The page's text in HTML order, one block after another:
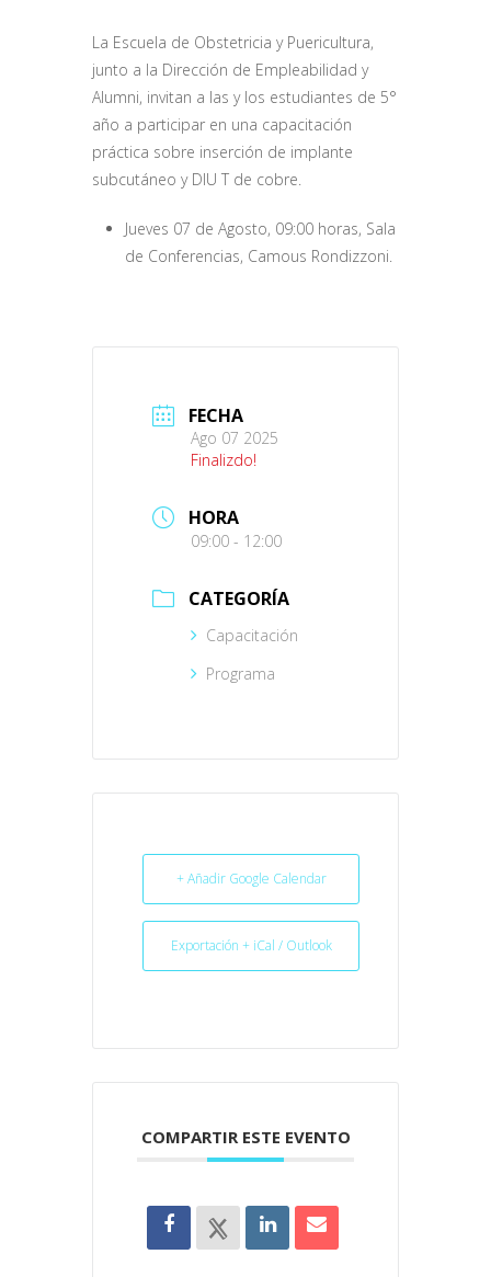
La Escuela de Obstetricia y Puericultura,
junto a la Dirección de Empleabilidad y
Alumni, invitan a las y los estudiantes de 5°
año a participar en una capacitación
práctica sobre inserción de implante
subcutáneo y DIU T de cobre.
Jueves 07 de Agosto, 09:00 horas, Sala
de Conferencias, Camous Rondizzoni.
FECHA
Ago 07 2025
Finalizdo!
HORA
09:00 - 12:00
CATEGORÍA
Capacitación
Programa
+ Añadir Google Calendar
Exportación + iCal / Outlook
COMPARTIR ESTE EVENTO